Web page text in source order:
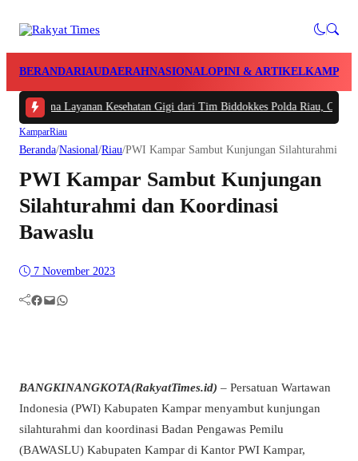
BERANDARIAUDAERAHNASIONALOPINI & ARTIKELKAMPAR
Layanan Kesehatan Gigi dari Tim Biddokkes Polda Riau,
KamparRiau
Beranda/Nasional/Riau/PWI Kampar Sambut Kunjungan Silahturahmi
PWI Kampar Sambut Kunjungan
Silahturahmi dan Koordinasi
Bawaslu
7 November 2023
Facebook Mail WhatsApp
BANGKINANGKOTA(RakyatTimes.id) – Persatuan Wartawan
Indonesia (PWI) Kabupaten Kampar menyambut kunjungan
silahturahmi dan koordinasi Badan Pengawas Pemilu
(BAWASLU) Kabupaten Kampar di Kantor PWI Kampar,